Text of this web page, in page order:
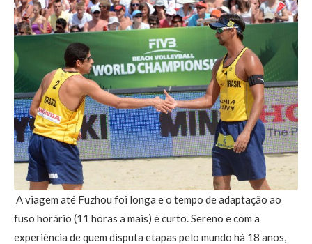
A viagem até Fuzhou foi longa e o tempo de adaptação ao
fuso horário (11 horas a mais) é curto. Sereno e com a
experiência de quem disputa etapas pelo mundo há 18 anos,